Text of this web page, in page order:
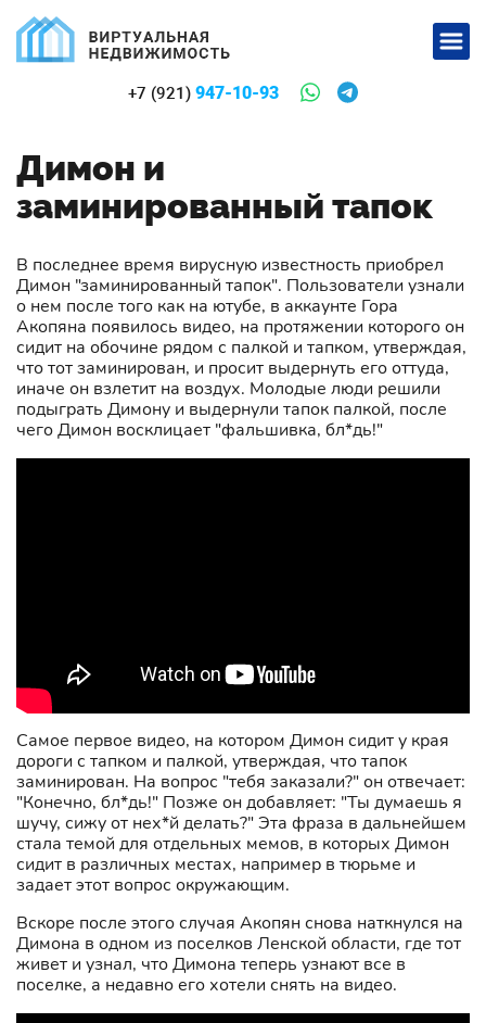
+7 (921) 947-10-93
Димон и
заминированный тапок
В последнее время вирусную известность приобрел
Димон "заминированный тапок". Пользователи узнали
о нем после того как на ютубе, в аккаунте Гора
Акопяна появилось видео, на протяжении которого он
сидит на обочине рядом с палкой и тапком, утверждая,
что тот заминирован, и просит выдернуть его оттуда,
иначе он взлетит на воздух. Молодые люди решили
подыграть Димону и выдернули тапок палкой, после
чего Димон восклицает "фальшивка, бл*дь!"
Самое первое видео, на котором Димон сидит у края
дороги с тапком и палкой, утверждая, что тапок
заминирован. На вопрос "тебя заказали?" он отвечает:
"Конечно, бл*дь!" Позже он добавляет: "Ты думаешь я
шучу, сижу от нех*й делать?" Эта фраза в дальнейшем
стала темой для отдельных мемов, в которых Димон
сидит в различных местах, например в тюрьме и
задает этот вопрос окружающим.
Вскоре после этого случая Акопян снова наткнулся на
Димона в одном из поселков Ленской области, где тот
живет и узнал, что Димона теперь узнают все в
поселке, а недавно его хотели снять на видео.